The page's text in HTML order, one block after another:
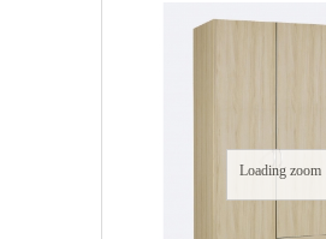
Loading zoom